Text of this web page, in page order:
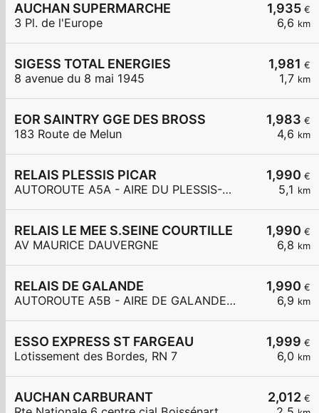
1,935 €
6,6 km
AUCHAN SUPERMARCHE
3 Pl. de l'Europe
1,981 €
1,7 km
SIGESS TOTAL ENERGIES
8 avenue du 8 mai 1945
1,983 €
4,6 km
EOR SAINTRY GGE DES BROSS
183 Route de Melun
1,990 €
5,1 km
RELAIS PLESSIS PICAR
AUTOROUTE A5A - AIRE DU PLESSIS-PICARD
1,990 €
6,8 km
RELAIS LE MEE S.SEINE COURTILLE
AV MAURICE DAUVERGNE
1,990 €
6,9 km
RELAIS DE GALANDE
AUTOROUTE A5B - AIRE DE GALANDE-LA-MARE-LAROCHE
1,999 €
6,0 km
ESSO EXPRESS ST FARGEAU
Lotissement des Bordes, RN 7
2,012 €
AUCHAN CARBURANT